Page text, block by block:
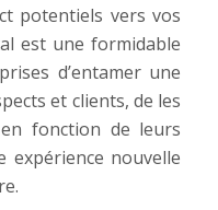
potentiels vers vos
est une formidable
d’entamer une
et clients, de les
fonction de leurs
nouvelle